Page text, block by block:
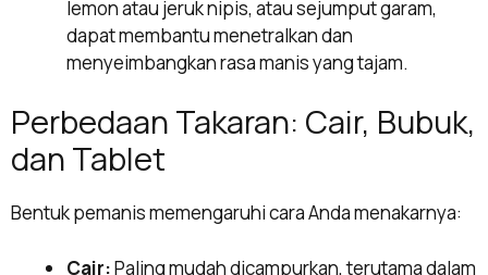
lemon atau jeruk nipis, atau sejumput garam,
dapat membantu menetralkan dan
menyeimbangkan rasa manis yang tajam.
Perbedaan Takaran: Cair, Bubuk,
dan Tablet
Bentuk pemanis memengaruhi cara Anda menakarnya:
Cair:Paling mudah dicampurkan, terutama dalam